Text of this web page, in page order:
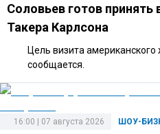
Соловьев готов
Такера Карлсона
Цель визита
сообщается.
ШОУ-
16:00 | 07 августа 2026